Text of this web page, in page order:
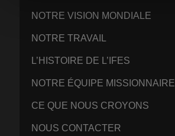
NOTRE VISION MONDIALE
NOTRE TRAVAIL
L’HISTOIRE DE L’IFES
NOTRE ÉQUIPE MISSIONNAIRE
CE QUE NOUS CROYONS
NOUS CONTACTER